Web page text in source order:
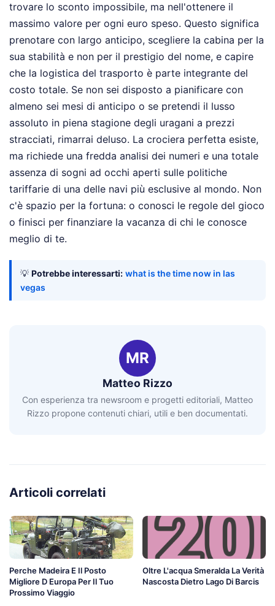
trovare lo sconto impossibile, ma nell'ottenere il
massimo valore per ogni euro speso. Questo significa
prenotare con largo anticipo, scegliere la cabina per la
sua stabilità e non per il prestigio del nome, e capire
che la logistica del trasporto è parte integrante del
costo totale. Se non sei disposto a pianificare con
almeno sei mesi di anticipo o se pretendi il lusso
assoluto in piena stagione degli uragani a prezzi
stracciati, rimarrai deluso. La crociera perfetta esiste,
ma richiede una fredda analisi dei numeri e una totale
assenza di sogni ad occhi aperti sulle politiche
tariffarie di una delle navi più esclusive al mondo. Non
c'è spazio per la fortuna: o conosci le regole del gioco
o finisci per finanziare la vacanza di chi le conosce
meglio di te.
💡 Potrebbe interessarti: what is the time now in las
vegas
MR
Matteo Rizzo
Con esperienza tra newsroom e progetti editoriali, Matteo
Rizzo propone contenuti chiari, utili e ben documentati.
Articoli correlati
Perche Madeira E Il Posto
Migliore D Europa Per Il Tuo
Prossimo Viaggio
Oltre L'acqua Smeralda La Verità
Nascosta Dietro Lago Di Barcis